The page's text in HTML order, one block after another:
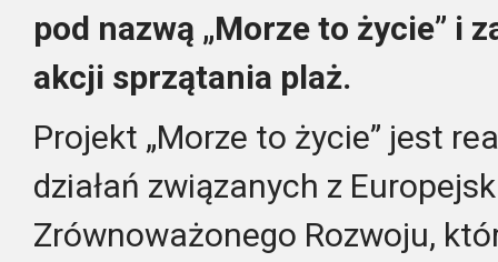
pod nazwą „Morze to życie” i
akcji sprzątania plaż.
Projekt „Morze to życie” jest
działań związanych z
Zrównoważonego Rozwoju,